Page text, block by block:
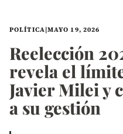
POLÍTICA|MAYO 19, 2026
Reelección
revela el
Javier Milei y
a su gestión